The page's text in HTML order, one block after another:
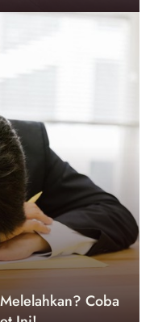
Coba